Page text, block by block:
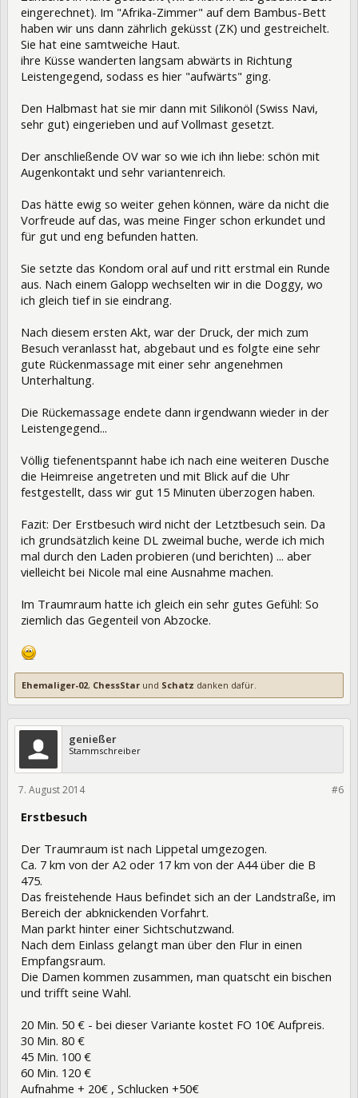
eingerechnet). Im "Afrika-Zimmer" auf dem Bambus-Bett
haben wir uns dann zährlich geküsst (ZK) und gestreichelt.
Sie hat eine samtweiche Haut.
ihre Küsse wanderten langsam abwärts in Richtung
Leistengegend, sodass es hier "aufwärts" ging.
Den Halbmast hat sie mir dann mit Silikonöl (Swiss Navi,
sehr gut) eingerieben und auf Vollmast gesetzt.
Der anschließende OV war so wie ich ihn liebe: schön mit
Augenkontakt und sehr variantenreich.
Das hätte ewig so weiter gehen können, wäre da nicht die
Vorfreude auf das, was meine Finger schon erkundet und
für gut und eng befunden hatten.
Sie setzte das Kondom oral auf und ritt erstmal ein Runde
aus. Nach einem Galopp wechselten wir in die Doggy, wo
ich gleich tief in sie eindrang.
Nach diesem ersten Akt, war der Druck, der mich zum
Besuch veranlasst hat, abgebaut und es folgte eine sehr
gute Rückenmassage mit einer sehr angenehmen
Unterhaltung.
Die Rückemassage endete dann irgendwann wieder in der
Leistengegend...
Völlig tiefenentspannt habe ich nach eine weiteren Dusche
die Heimreise angetreten und mit Blick auf die Uhr
festgestellt, dass wir gut 15 Minuten überzogen haben.
Fazit: Der Erstbesuch wird nicht der Letztbesuch sein. Da
ich grundsätzlich keine DL zweimal buche, werde ich mich
mal durch den Laden probieren (und berichten) ... aber
vielleicht bei Nicole mal eine Ausnahme machen.
Im Traumraum hatte ich gleich ein sehr gutes Gefühl: So
ziemlich das Gegenteil von Abzocke.
Ehemaliger-02, ChessStar und Schatz danken dafür.
genießer
Stammschreiber
#6
7. August 2014
Erstbesuch
Der Traumraum ist nach Lippetal umgezogen.
Ca. 7 km von der A2 oder 17 km von der A44 über die B
475.
Das freistehende Haus befindet sich an der Landstraße, im
Bereich der abknickenden Vorfahrt.
Man parkt hinter einer Sichtschutzwand.
Nach dem Einlass gelangt man über den Flur in einen
Empfangsraum.
Die Damen kommen zusammen, man quatscht ein bischen
und trifft seine Wahl.
20 Min. 50 € - bei dieser Variante kostet FO 10€ Aufpreis.
30 Min. 80 €
45 Min. 100 €
60 Min. 120 €
Aufnahme + 20€ , Schlucken +50€